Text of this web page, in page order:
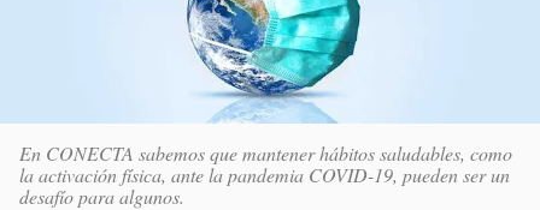
En CONECTA sabemos que mantener hábitos saludables, como
la activación física, ante la pandemia COVID-19, pueden ser un
desafío para algunos.